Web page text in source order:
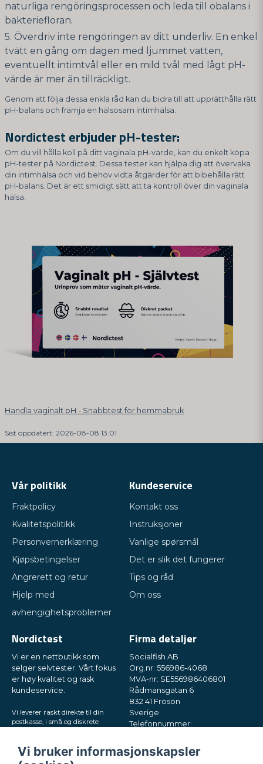
naturliga rengöringsprocessen och leda till obalans i
bakteriefloran.
Överdriv inte rengöringen av ditt underliv. En enkel
tvätt en gång om dagen med ljummet vatten,
eventuellt intimtvål eller en mild tvål med lågt pH-
värde är mer än tillräckligt.
Genom att följa dessa enkla råd kan du bidra till att upprätthålla rätt
pH-balans och främja en hälsosam intimhälsa.
Nordictest erbjuder pH-tester:
Om du vill hålla koll på ditt vaginala pH-värde, kan du enkelt köpa
pH-tester på Nordictest. Dessa tester kan hjälpa dig att övervaka
din intimhälsa och vid behov vidta åtgärder för att bibehålla rätt
pH-balans. Det är ett smidigt sätt att ta kontroll över din vaginala
hälsa.
Handla vaginalt pH - Snabbtest för hemmabruk
Sist oppdatert: 2026-08-08 13:01
Vår politikk
Fraktpolicy
Kvalitetspolitikk
Personvernerklæring
Kjøpsbetingelser
Angrerett og retur
Hjelp med
avhengighetsproblemer
Kundeservice
Kontakt oss
Instruksjoner
Vanlige spørsmål
Det er slik det fungerer
Tips og råd
Om oss
Nordictest
Vi er en nettbutikk som
selger selvtester. Vårt fokus
er høy kvalitet og rask
kundeservice.
Vi leverer raskt direkte til din
postkasse, i små og diskrete
Firma detaljer
Socialfish AB
Org.nr: 556986-4068
MVA-nr: SE556986406801
Rådmansgatan 6
832 41 Frösön
Sverige
Telefonnummer:
E-post:hey@nordictest.no
Vi bruker informasjonskapsler